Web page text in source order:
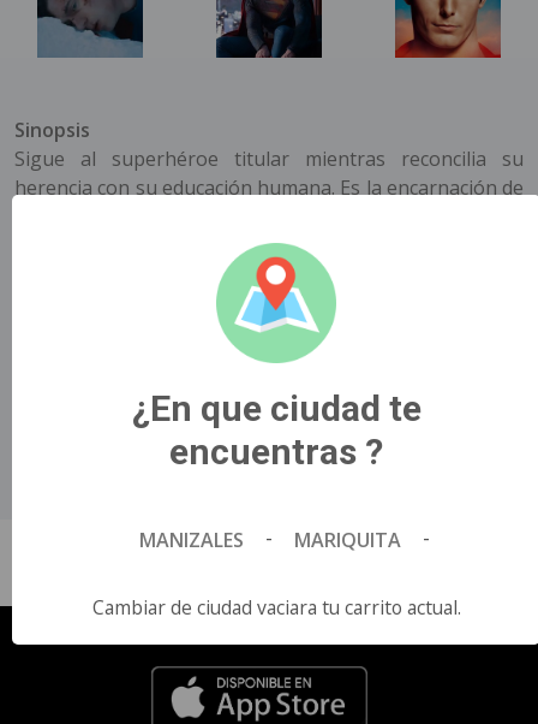
Sinopsis
Sigue al superhéroe titular mientras reconcilia su
herencia con su educación humana. Es la encarnación de
que ve la bondad como algo anticuado..
Estados Unidos.¿En que ciudad te
encuentras ?
MANIZALES - MARIQUITA -
Cambiar de ciudad vaciara tu carrito actual.